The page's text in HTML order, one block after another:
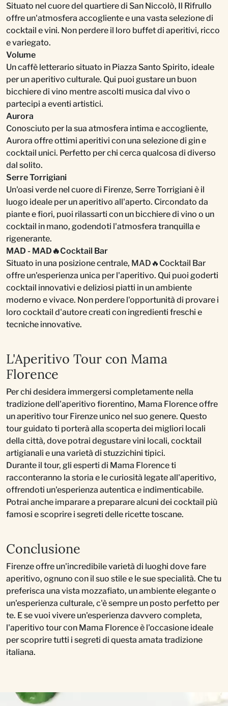
Situato nel cuore del quartiere di San Niccolò, Il Rifrullo
offre un'atmosfera accogliente e una vasta selezione di
cocktail e vini. Non perdere il loro buffet di aperitivi, ricco
e variegato.
Volume
Un caffè letterario situato in Piazza Santo Spirito, ideale
per un aperitivo culturale. Qui puoi gustare un buon
bicchiere di vino mentre ascolti musica dal vivo o
partecipi a eventi artistici.
Aurora
Conosciuto per la sua atmosfera intima e accogliente,
Aurora offre ottimi aperitivi con una selezione di gin e
cocktail unici. Perfetto per chi cerca qualcosa di diverso
dal solito.
Serre Torrigiani
Un'oasi verde nel cuore di Firenze, Serre Torrigiani è il
luogo ideale per un aperitivo all'aperto. Circondato da
piante e fiori, puoi rilassarti con un bicchiere di vino o un
cocktail in mano, godendoti l'atmosfera tranquilla e
rigenerante.
MAD - MAD🔥Cocktail Bar
Situato in una posizione centrale, MAD🔥Cocktail Bar
offre un'esperienza unica per l'aperitivo. Qui puoi goderti
cocktail innovativi e deliziosi piatti in un ambiente
moderno e vivace. Non perdere l'opportunità di provare i
loro cocktail d'autore creati con ingredienti freschi e
tecniche innovative.
L'Aperitivo Tour con Mama
Florence
Per chi desidera immergersi completamente nella
tradizione dell'aperitivo fiorentino, Mama Florence offre
un aperitivo tour Firenze unico nel suo genere. Questo
tour guidato ti porterà alla scoperta dei migliori locali
della città, dove potrai degustare vini locali, cocktail
artigianali e una varietà di stuzzichini tipici.
Durante il tour, gli esperti di Mama Florence ti
racconteranno la storia e le curiosità legate all'aperitivo,
offrendoti un'esperienza autentica e indimenticabile.
Potrai anche imparare a preparare alcuni dei cocktail più
famosi e scoprire i segreti delle ricette toscane.
Conclusione
Firenze offre un'incredibile varietà di luoghi dove fare
aperitivo, ognuno con il suo stile e le sue specialità. Che tu
preferisca una vista mozzafiato, un ambiente elegante o
un'esperienza culturale, c'è sempre un posto perfetto per
te. E se vuoi vivere un'esperienza davvero completa,
l'aperitivo tour con Mama Florence è l'occasione ideale
per scoprire tutti i segreti di questa amata tradizione
italiana.